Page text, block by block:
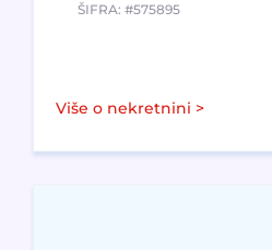
ŠIFRA: #575895
Više o nekretnini >